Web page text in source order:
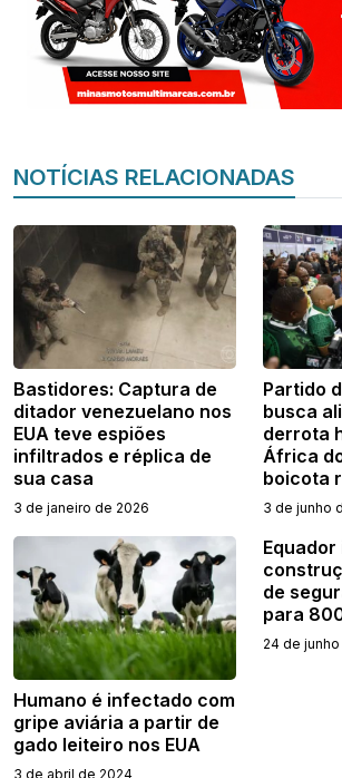
NOTÍCIAS RELACIONADAS
Bastidores: Captura de
ditador venezuelano nos
EUA teve espiões
infiltrados e réplica de
sua casa
3 de janeiro de 2026
Partido
busca
derrota
África
boicota
3 de junho
Humano é infectado com
gripe aviária a partir de
gado leiteiro nos EUA
3 de abril de 2024
Equador
de
para
24 de